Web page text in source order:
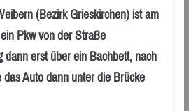
(Bezirk Grieskirchen) ist am
Pkw von der Straße
erst über ein Bachbett, nach
Auto dann unter die Brücke